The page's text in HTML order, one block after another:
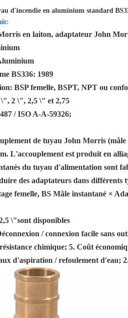
d'incendie en aluminium standard
en laiton, adaptateur John
BS336: 1989
BSP femelle, BSPT, NPT ou
2 \", 2,5 \" et 2,75
/ ISO A-A-59326;
de tuyau John Morris
L'accouplement est produit en
du tuyau d'alimentation sont
des adaptateurs dans différents
femelle, BS Mâle instantané ×
\"sont disponibles
/ connexion facile sans
chimique; 5. Coût
d'aspiration / refoulement d'eau;